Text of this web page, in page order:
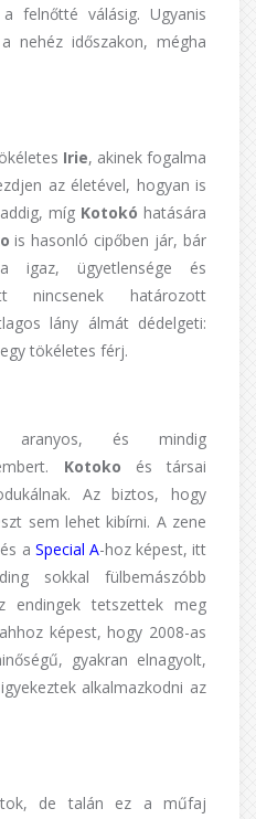
felnőtté válásig. Ugyanis
nehéz időszakon, mégha
Irie, akinek fogalma
az életével, hogyan is
míg Kotokó hatására
is hasonló cipőben jár, bár
ügyetlensége és
nincsenek határozott
lány álmát dédelgeti:
tökéletes férj.
és mindig
Kotoko és társai
Az biztos, hogy
sem lehet kibírni. A zene
a Special A-hoz képest, itt
sokkal fülbemászóbb
endingek tetszettek meg
képest, hogy 2008-as
gyakran elnagyolt,
alkalmazkodni az
de talán ez a műfaj